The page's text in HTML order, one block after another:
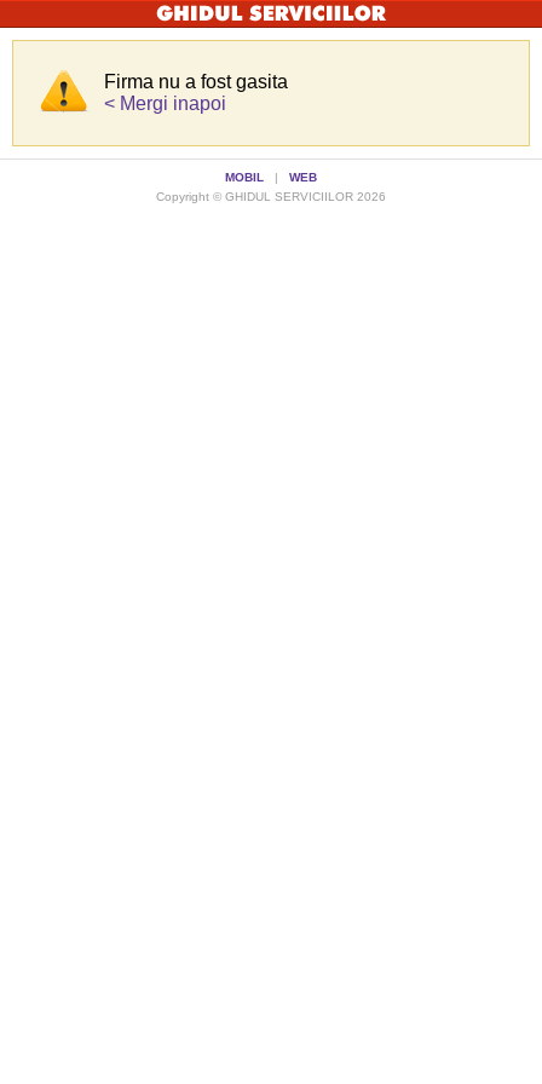
Firma nu a fost gasita
< Mergi inapoi
MOBIL | WEB
Copyright © GHIDUL SERVICIILOR 2026